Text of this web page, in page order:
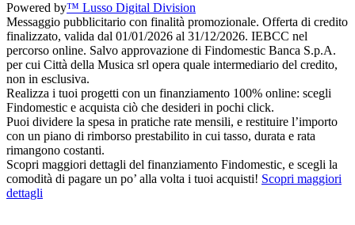
Powered by™ Lusso Digital Division
Messaggio pubblicitario con finalità promozionale. Offerta di credito
finalizzato, valida dal 01/01/2026 al 31/12/2026. IEBCC nel
percorso online. Salvo approvazione di Findomestic Banca S.p.A.
per cui Città della Musica srl opera quale intermediario del credito,
non in esclusiva.
Realizza i tuoi progetti con un finanziamento 100% online: scegli
Findomestic e acquista ciò che desideri in pochi click.
Puoi dividere la spesa in pratiche rate mensili, e restituire l’importo
con un piano di rimborso prestabilito in cui tasso, durata e rata
rimangono costanti.
Scopri maggiori dettagli del finanziamento Findomestic, e scegli la
comodità di pagare un po’ alla volta i tuoi acquisti! Scopri maggiori
dettagli